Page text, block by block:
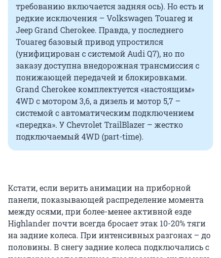
требованию включается задняя ось). Но есть и
редкие исключения – Volkswagen Touareg и
Jeep Grand Cherokee. Правда, у последнего
Touareg базовый привод упростился
(унифицирован с системой Audi Q7), но по
заказу доступна внедорожная трансмиссия с
понижающей передачей и блокировками.
Grand Cherokee комплектуется «настоящим»
4WD с мотором 3,6, а дизель и мотор 5,7 –
системой с автоматическим подключением
«передка». У Chevrolet TrailBlazer – жестко
подключаемый 4WD (part-time).
Кстати, если верить анимации на приборной
панели, показывающей распределение момента
между осями, при более-менее активной езде
Highlander почти всегда бросает этак 10-20% тяги
на задние колеса. При интенсивных разгонах – до
половины. В снегу задние колеса подключались с